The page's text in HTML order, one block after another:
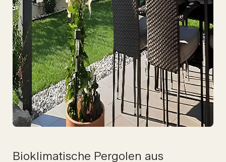
Bioklimatische Pergolen aus